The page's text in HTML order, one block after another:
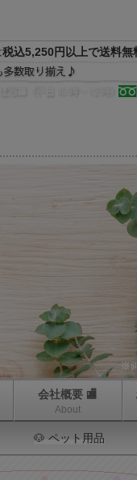
税込5,250円以上で送料無
会社概要 🏬
About